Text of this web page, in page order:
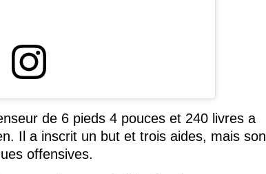
de 6 pieds 4 pouces et 240 livres a
Il a inscrit un but et trois aides, mais son
offensives.